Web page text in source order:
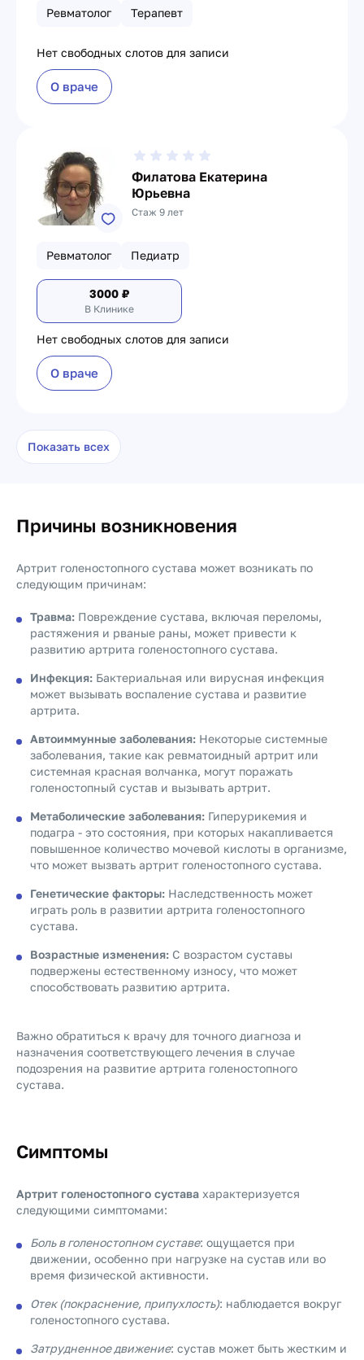
Ревматолог Терапевт
Нет свободных слотов для записи
О враче
Филатова Екатерина
Юрьевна
Стаж 9 лет
Ревматолог Педиатр
3000 ₽
В Клинике
Нет свободных слотов для записи
О враче
Показать всех
Причины возникновения
Артрит голеностопного сустава может возникать по
следующим причинам:
Травма: Повреждение сустава, включая переломы,
растяжения и рваные раны, может привести к
развитию артрита голеностопного сустава.
Инфекция: Бактериальная или вирусная инфекция
может вызывать воспаление сустава и развитие
артрита.
Автоиммунные заболевания: Некоторые системные
заболевания, такие как ревматоидный артрит или
системная красная волчанка, могут поражать
голеностопный сустав и вызывать артрит.
Метаболические заболевания: Гиперурикемия и
подагра - это состояния, при которых накапливается
повышенное количество мочевой кислоты в организме,
что может вызвать артрит голеностопного сустава.
Генетические факторы: Наследственность может
играть роль в развитии артрита голеностопного
сустава.
Возрастные изменения: С возрастом суставы
подвержены естественному износу, что может
способствовать развитию артрита.
Важно обратиться к врачу для точного диагноза и
назначения соответствующего лечения в случае
подозрения на развитие артрита голеностопного
сустава.
Симптомы
Артрит голеностопного сустава характеризуется
следующими симптомами:
Боль в голеностопном суставе: ощущается при
движении, особенно при нагрузке на сустав или во
время физической активности.
Отек (покраснение, припухлость): наблюдается вокруг
голеностопного сустава.
Затрудненное движение: сустав может быть жестким и